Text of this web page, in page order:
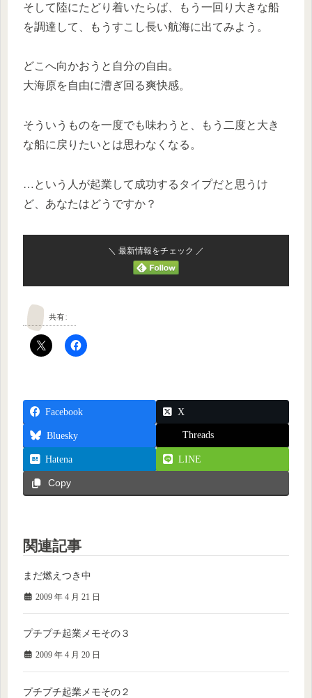
そして陸にたどり着いたらば、もう一回り大きな船
を調達して、もうすこし長い航海に出てみよう。
どこへ向かおうと自分の自由。
大海原を自由に漕ぎ回る爽快感。
そういうものを一度でも味わうと、もう二度と大き
な船に戻りたいとは思わなくなる。
…という人が起業して成功するタイプだと思うけ
ど、あなたはどうですか？
＼ 最新情報をチェック ／
共有:
Facebook X
Bluesky Threads
Hatena LINE
Copy
関連記事
まだ燃えつき中
2009 年 4 月 21 日
プチプチ起業メモその３
2009 年 4 月 20 日
プチプチ起業メモその２